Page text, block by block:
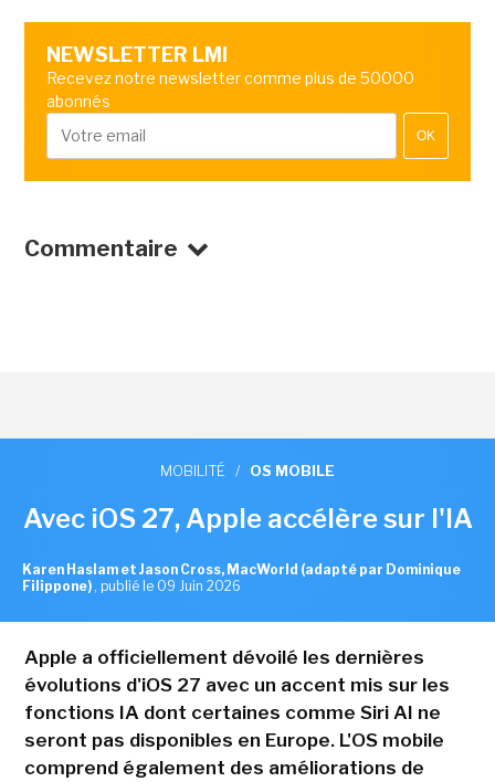
NEWSLETTER LMI
Recevez notre newsletter comme plus de 50000
abonnés
OK
Commentaire
MOBILITÉ / OS MOBILE
Avec iOS 27, Apple accélère sur l'IA
Karen Haslam et Jason Cross, MacWorld (adapté par Dominique
Filippone) , publié le 09 Juin 2026
Apple a officiellement dévoilé les dernières
évolutions d'iOS 27 avec un accent mis sur les
fonctions IA dont certaines comme Siri AI ne
seront pas disponibles en Europe. L'OS mobile
comprend également des améliorations de